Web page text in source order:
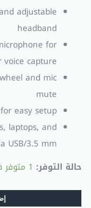
adjustable
headband
for
voice capture
and mic
mute
easy setup
laptops, and
USB/3.5 mm
حالة التوفر: 1 متوفر في المخزون